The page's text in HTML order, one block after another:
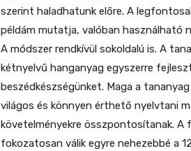
szerint haladhatunk előre. A
példám mutatja, valóban használható
A módszer rendkívül sokoldalú is. A
kétnyelvű hanganyag egyszerre
beszédkészségünket. Maga a
világos és könnyen érthető nyelvtani
követelményekre összpontosítanak.
fokozatosan válik egyre nehezebbé a